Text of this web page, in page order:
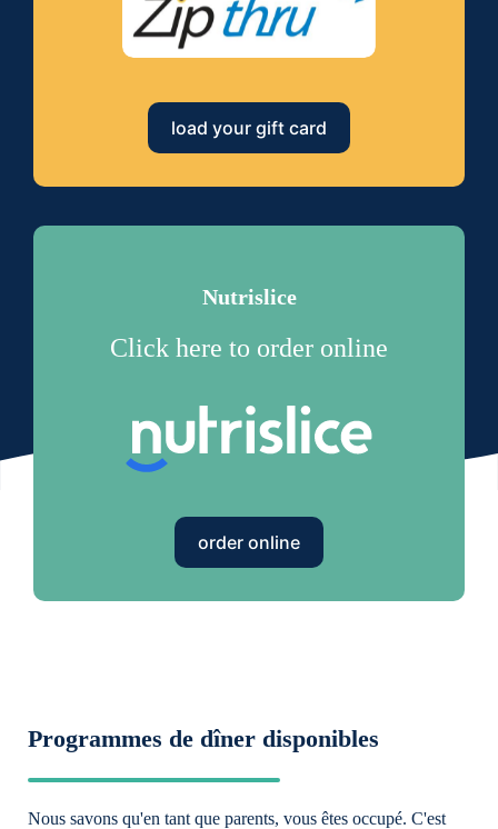
load your gift card
Nutrislice
Click here to order online
order online
Programmes de dîner disponibles
Nous savons qu'en tant que parents, vous êtes occupé. C'est